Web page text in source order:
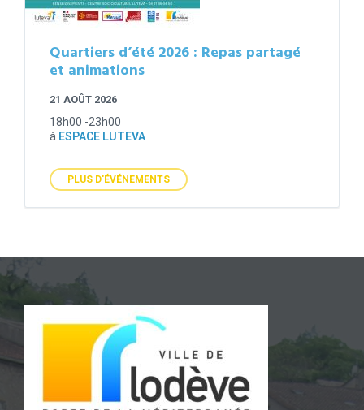
Quartiers d’été 2026 : Repas partagé
et animations
21 AOÛT 2026
18h00 -23h00
à ESPACE LUTEVA
PLUS D'ÉVÉNEMENTS